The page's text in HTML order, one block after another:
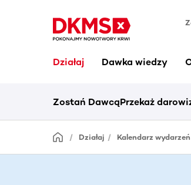
Działaj Dawka wiedzy
Zostań DawcąPrzekaż
Działaj Kalendarz wydarzeń